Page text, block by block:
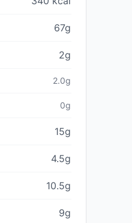
67g
2g
2.0g
0g
15g
4.5g
10.5g
9g